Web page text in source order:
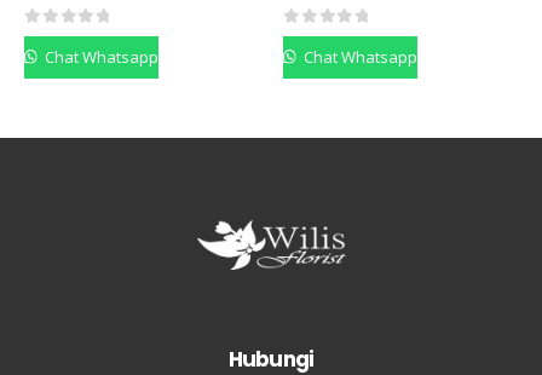
0out of 5
Chat Whatsapp
0out of 5
Chat Whatsapp
Hubungi